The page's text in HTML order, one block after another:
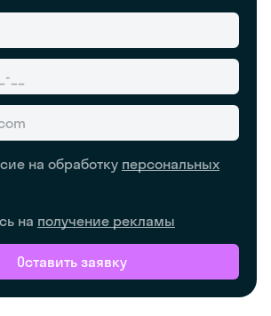
на обработку персональных
на получение рекламы
Оставить заявку